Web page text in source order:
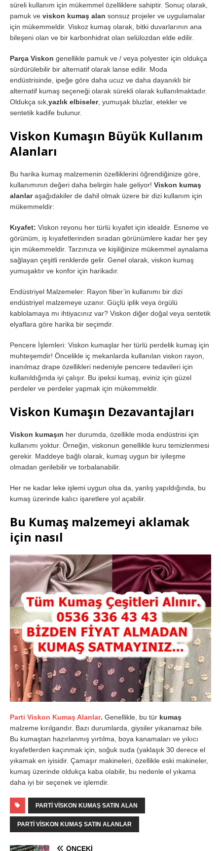
süreli kullanım için mükemmel özelliklere sahiptir. Sonuç olarak,
pamuk ve viskon kumaş alan sonsuz projeler ve uygulamalar
için mükemmeldir. Viskoz kumaş olarak, bitki duvarlarının ana
bileşeni olan ve bir karbonhidrat olan selülozdan elde edilir.
Parça Viskon genellikle pamuk ve / veya polyester için oldukça
sürdürülebilir bir alternatif olarak lanse edilir. Moda
endüstrisinde, ipeğe göre daha ucuz ve daha dayanıklı bir
alternatif kumaş seçeneği olarak sürekli olarak kullanılmaktadır.
Oldukça sık, yazlık elbiseler, yumuşak bluzlar, etekler ve
sentetik kadife bulunur.
Viskon Kumaşın Büyük Kullanım
Alanları
Bu harika kumaş malzemenin özelliklerini öğrendiğinize göre,
kullanımının değeri daha belirgin hale geliyor! Viskon kumaş
alanlaraşağıdakiler de dahil olmak üzere bir dizi kullanım için
mükemmeldir:
Kıyafet: Viskon reyonu her türlü kıyafet için idealdir. Esneme ve
görünüm, iş kıyafetlerinden sıradan görünümlere kadar her şey
için mükemmeldir. Tarzınıza ve kişiliğinize mükemmel aynalama
sağlayan çeşitli renklerde gelir. Genel olarak, viskon kumaş
yumuşaktır ve konfor için harikadır.
Endüstriyel Malzemeler: Rayon fiber’in kullanımı bir dizi
endüstriyel malzemeye uzanır. Güçlü iplik veya örgülü
kablolamaya mı ihtiyacınız var? Viskon diğer doğal veya sentetik
elyaflara göre harika bir seçimdir.
Pencere İşlemleri: Viskon kumaşlar her türlü perdelik kumaş için
muhteşemdir! Öncelikle iç mekanlarda kullanılan viskon rayon,
inanılmaz drape özellikleri nedeniyle pencere tedavileri için
kullanıldığında iyi çalışır. Bu ipeksi kumaş, eviniz için güzel
perdeler ve perdeler yapmak için mükemmeldir.
Viskon Kumaşın Dezavantajları
Viskon kumaşın her durumda, özellikle moda endüstrisi için
kullanımı yoktur. Örneğin, viskonun genellikle kuru temizlenmesi
gerekir. Maddeye bağlı olarak, kumaş uygun bir iyileşme
olmadan gerilebilir ve torbalanabilir.
Her ne kadar leke işlemi uygun olsa da, yanlış yapıldığında, bu
kumaş üzerinde kalıcı işaretlere yol açabilir.
Bu Kumaş malzemeyi aklamak
için nasıl
Parti Viskon Kumaş Alanlar. Genellikle, bu tür kumaş
malzeme kırılgandır. Bazı durumlarda, giysiler yıkanamaz bile.
Bu kumaştan hazırlanmış yırtılma, boya kanamaları ve yıkıcı
kıyafetlerden kaçınmak için, soğuk suda (yaklaşık 30 derece el
yıkamak en iyisidir. Çamaşır makineleri, özellikle eski makineler,
kumaş üzerinde oldukça kaba olabilir, bu nedenle el yıkama
daha iyi bir seçenek ve işlemdir.
PARTI VISKON KUMAŞ SATIN ALAN
PARTI VISKON KUMAŞ SATIN ALANLAR
ÖNCEKI